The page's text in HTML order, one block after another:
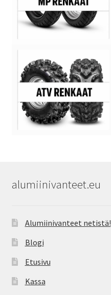
alumiinivanteet.eu
Alumiinivanteet netistä!
Blogi
Etusivu
Kassa